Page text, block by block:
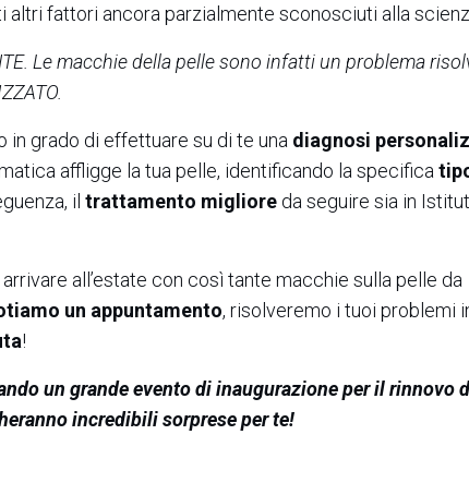
altri fattori ancora parzialmente sconosciuti alla
Le macchie della pelle sono infatti un problema
grado di effettuare su di te una diagnosi
affligge la tua pelle, identificando la specifica
il trattamento migliore da seguire sia in
all’estate con così tante macchie sulla pelle da
un appuntamento, risolveremo i tuoi problemi
!
un grande evento di inaugurazione per il rinnovo
incredibili sorprese per te!